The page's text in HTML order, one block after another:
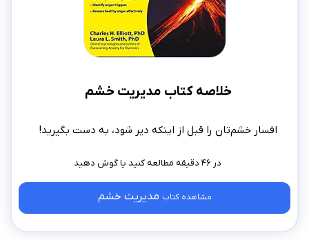
خلاصه کتاب مدیریت خشم
افسار خشم‌تان را قبل از اینکه دیر شود، به دست بگیرید!
در ۴۶ دقیقه مطالعه کنید
مشاهده کتاب مدیریت خشم